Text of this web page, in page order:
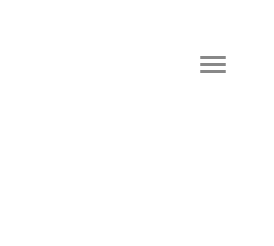
Toggle